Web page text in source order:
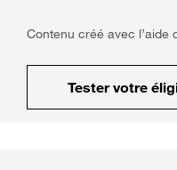
Contenu créé avec l’aide
Tester votre